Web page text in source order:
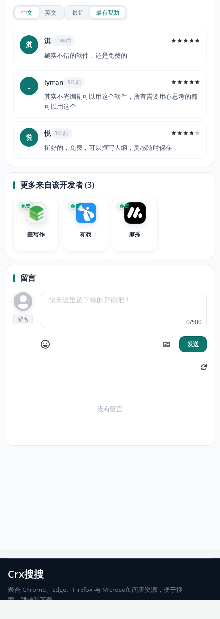
中文 英文 最近 最有帮助
淇 淇 11年前
确实不错的软件，还是免费的
L lyman 9年前
其实不光编剧可以用这个软件，所有需要用心思考的都
可以用这个
悦 悦 3年前
挺好的，免费，可以撰写大纲，灵感随时保存，
更多来自该开发者 (3)
壹写作
免费
有戏
免费
摩秀
免费
留言
游客 0/500
发送
没有留言
Crx搜搜
聚合 Chrome、Edge、Firefox 与 Microsoft 商店资源，便于搜
索、跳转和下载。